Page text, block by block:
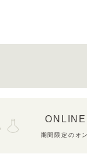
期間限定のオ